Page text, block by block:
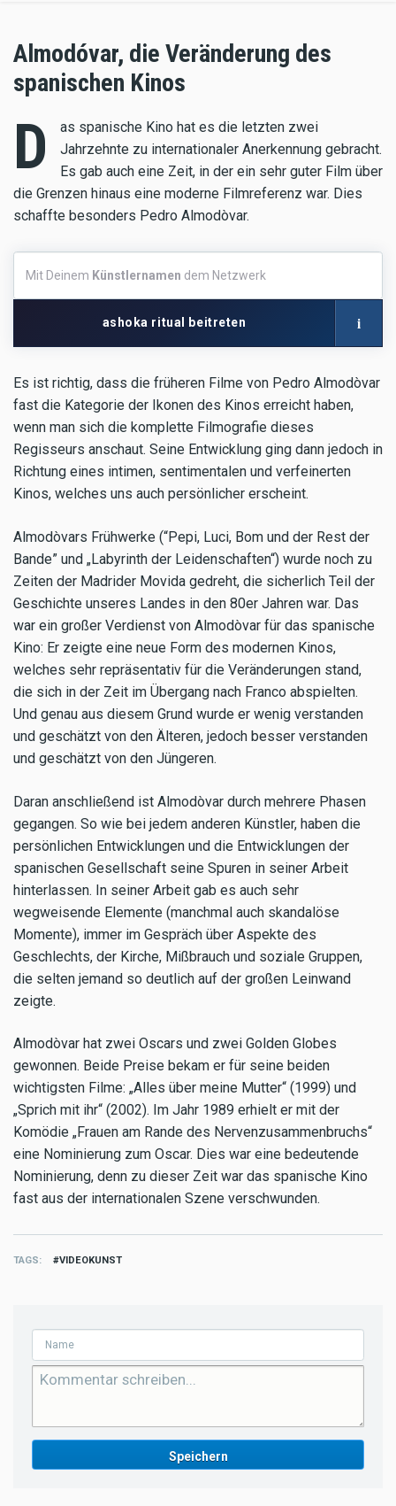
Almodóvar, die Veränderung des
spanischen Kinos
D
as spanische Kino hat es die letzten zwei
Jahrzehnte zu internationaler Anerkennung gebracht.
Es gab auch eine Zeit, in der ein sehr guter Film über
die Grenzen hinaus eine moderne Filmreferenz war. Dies
schaffte besonders Pedro Almodòvar.
Deinem
Künstlernamen
Mit Deinem Künstlernamen dem Netzwerk
ashoka ritual beitreten i
Es ist richtig, dass die früheren Filme von Pedro Almodòvar
fast die Kategorie der Ikonen des Kinos erreicht haben,
wenn man sich die komplette Filmografie dieses
Regisseurs anschaut. Seine Entwicklung ging dann jedoch in
Richtung eines intimen, sentimentalen und verfeinerten
Kinos, welches uns auch persönlicher erscheint.
Almodòvars Frühwerke (“Pepi, Luci, Bom und der Rest der
Bande” und „Labyrinth der Leidenschaften“) wurde noch zu
Zeiten der Madrider Movida gedreht, die sicherlich Teil der
Geschichte unseres Landes in den 80er Jahren war. Das
war ein großer Verdienst von Almodòvar für das spanische
Kino: Er zeigte eine neue Form des modernen Kinos,
welches sehr repräsentativ für die Veränderungen stand,
die sich in der Zeit im Übergang nach Franco abspielten.
Und genau aus diesem Grund wurde er wenig verstanden
und geschätzt von den Älteren, jedoch besser verstanden
und geschätzt von den Jüngeren.
Daran anschließend ist Almodòvar durch mehrere Phasen
gegangen. So wie bei jedem anderen Künstler, haben die
persönlichen Entwicklungen und die Entwicklungen der
spanischen Gesellschaft seine Spuren in seiner Arbeit
hinterlassen. In seiner Arbeit gab es auch sehr
wegweisende Elemente (manchmal auch skandalöse
Momente), immer im Gespräch über Aspekte des
Geschlechts, der Kirche, Mißbrauch und soziale Gruppen,
die selten jemand so deutlich auf der großen Leinwand
zeigte.
Almodòvar hat zwei Oscars und zwei Golden Globes
gewonnen. Beide Preise bekam er für seine beiden
wichtigsten Filme: „Alles über meine Mutter“ (1999) und
„Sprich mit ihr“ (2002). Im Jahr 1989 erhielt er mit der
Komödie „Frauen am Rande des Nervenzusammenbruchs“
eine Nominierung zum Oscar. Dies war eine bedeutende
Nominierung, denn zu dieser Zeit war das spanische Kino
fast aus der internationalen Szene verschwunden.
TAGS VIDEOKUNST